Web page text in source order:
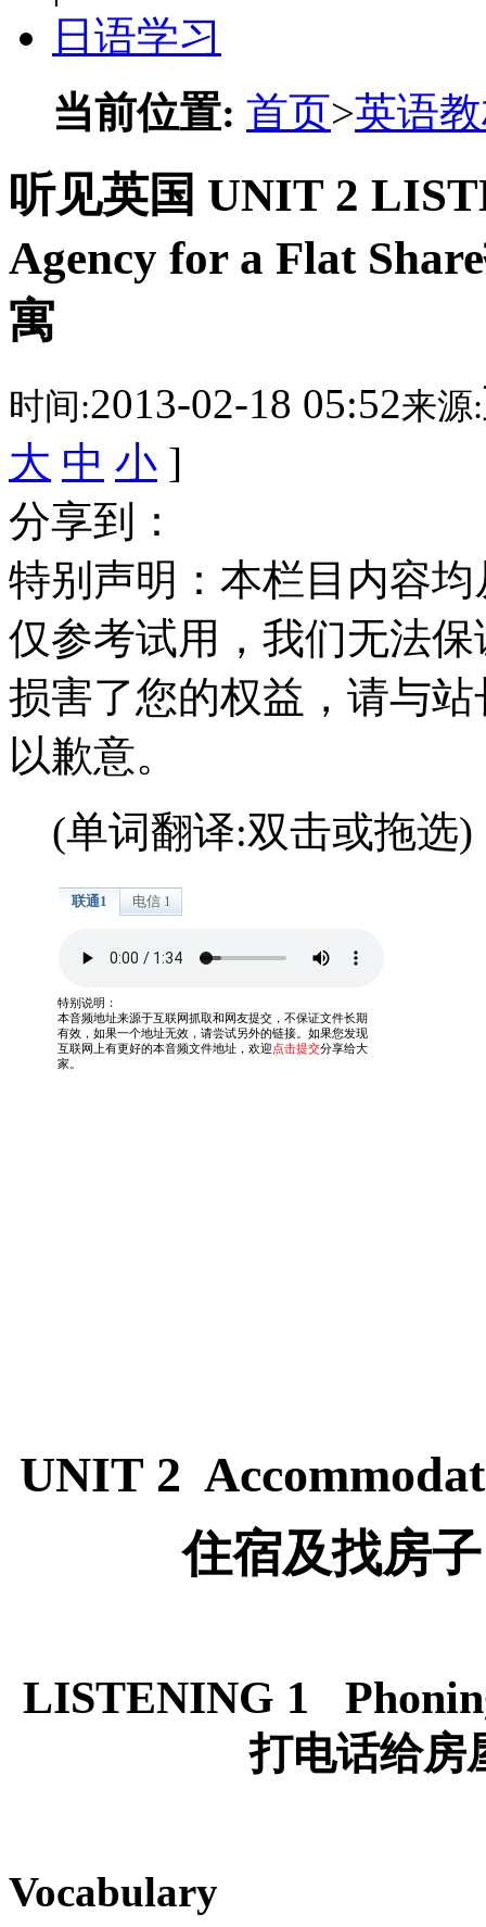
日语学习
当前位置: 首页>英语
听见英国 UNIT 2
Agency for a Flat
寓
时间:2013-02-18 05:52来源:
大 中 小 ]
分享到：
特别声明：本栏目内容
仅参考试用，我们无法
损害了您的权益，请与
以歉意。
(单词翻译:双击或拖选)
UNIT 2
住宿及找房子
LISTENING 1
打电话给房
Vocabulary